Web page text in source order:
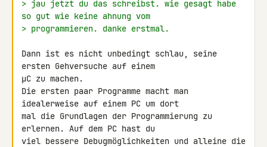
> jau jetzt du das schreibst. wie gesagt habe
so gut wie keine ahnung vom
> programmieren. danke erstmal.
Dann ist es nicht unbedingt schlau, seine
ersten Gehversuche auf einem
µC zu machen.
Die ersten paar Programme macht man
idealerweise auf einem PC um dort
mal die Grundlagen der Programmierung zu
erlernen. Auf dem PC hast du
viel bessere Debugmöglichkeiten und alleine die